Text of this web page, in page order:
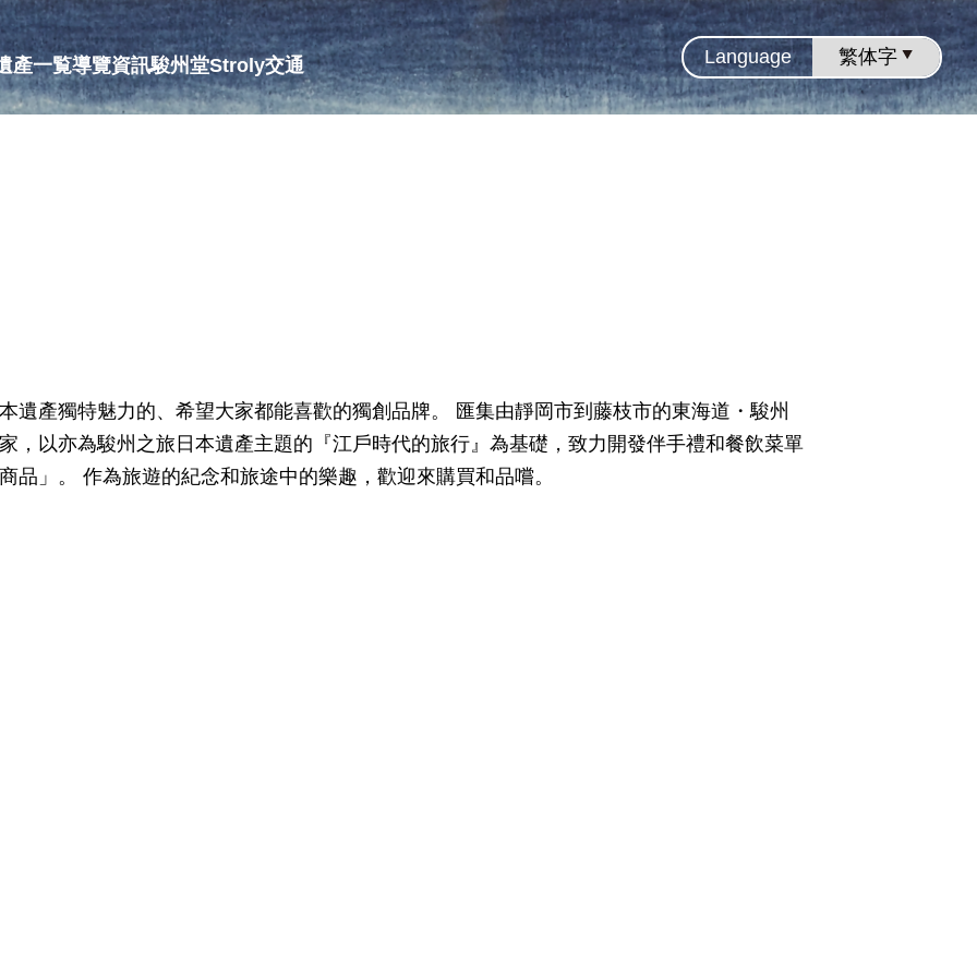
產一覧導覽資訊駿州堂Stroly交通 Language
遺產獨特魅力的、希望大家都能喜歡的獨創品牌。 匯集由靜岡市到藤枝市的東海道・駿州
，以亦為駿州之旅日本遺產主題的『江戶時代的旅行』為基礎，致力開發伴手禮和餐飲菜單
品」。 作為旅遊的紀念和旅途中的樂趣，歡迎來購買和品嚐。